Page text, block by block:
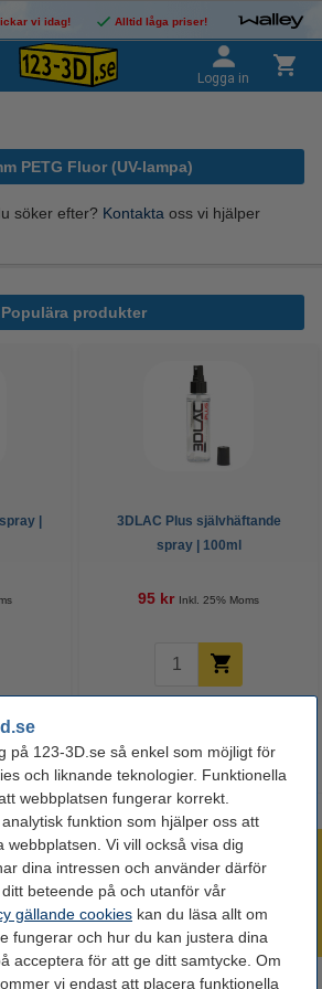
på 123-3D.se så enkel som möjligt för
och liknande teknologier. Funktionella
webbplatsen fungerar korrekt.
funktion som hjälper oss att
webbplatsen. Vi vill också visa dig
dina intressen och använder därför
beteende på och utanför vår
gällande cookies kan du läsa allt om
fungerar och hur du kan justera dina
acceptera för att ge ditt samtycke. Om
vi endast att placera funktionella
vi idag! Alltid låga priser!
Logga in
PETG Fluor (UV-lampa)
söker efter? Kontakta oss vi hjälper
Populära produkter
|
3DLAC Plus självhäftande
spray | 100ml
95 kr Inkl. 25% Moms
brett sortiment!
skickar vi idag!